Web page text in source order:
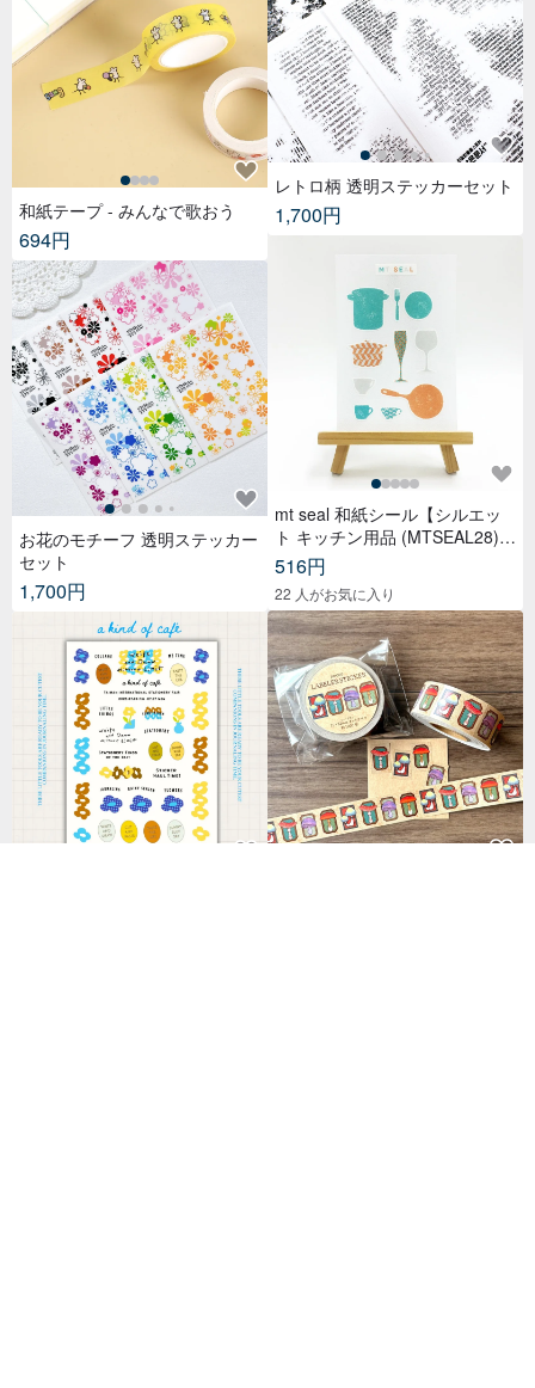
和紙テープ - みんなで歌おう
694円
お花のモチーフ 透明ステッカー
セット
1,700円
レトロ柄 透明ステッカーセット
1,700円
mt seal 和紙シール【シルエッ
ト キッチン用品 (MTSEAL28)】
2017AW
516円
22 人がお気に入り